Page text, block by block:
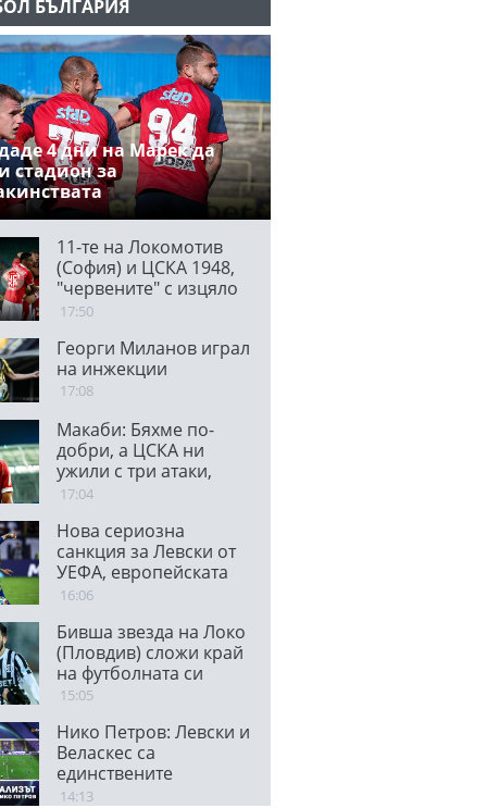
БЪЛГАРИЯ
4 дни на Марек да
стадион за
11-те на Локомотив
(София) и ЦСКА 1948,
"червените" с изцяло
нов състав от мача с
17:50
Георги Миланов играл
на инжекции
17:08
Макаби: Бяхме по-
добри, а ЦСКА ни
ужили с три атаки,
отиваме да направим
17:04
Нова сериозна
санкция за Левски от
УЕФА, европейската
централа не одобри
16:06
Бивша звезда на Локо
(Пловдив) сложи край
на футболната си
кариера
15:05
Нико Петров: Левски и
Веласкес са
единствените
протагонисти в
14:13